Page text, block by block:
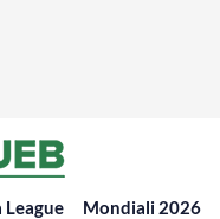
League Mondiali 2026